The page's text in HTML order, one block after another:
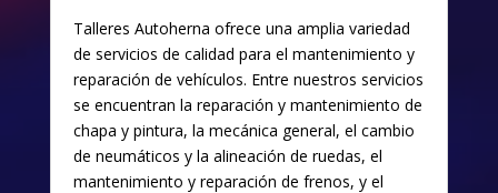
Talleres Autoherna ofrece una amplia variedad
de servicios de calidad para el mantenimiento y
reparación de vehículos. Entre nuestros servicios
se encuentran la reparación y mantenimiento de
chapa y pintura, la mecánica general, el cambio
de neumáticos y la alineación de ruedas, el
mantenimiento y reparación de frenos, y el